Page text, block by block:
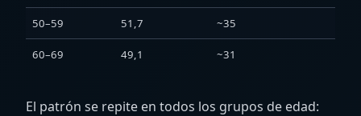
50–59 51,7 ~35
60–69 49,1 ~31
El patrón se repite en todos los grupos de edad: